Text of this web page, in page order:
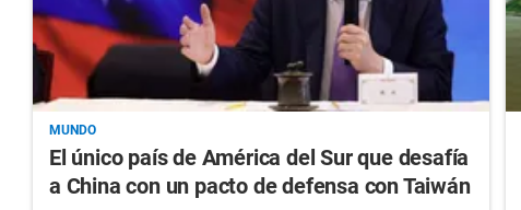
MUNDO
El único país de América del Sur que desafía
a China con un pacto de defensa con Taiwán